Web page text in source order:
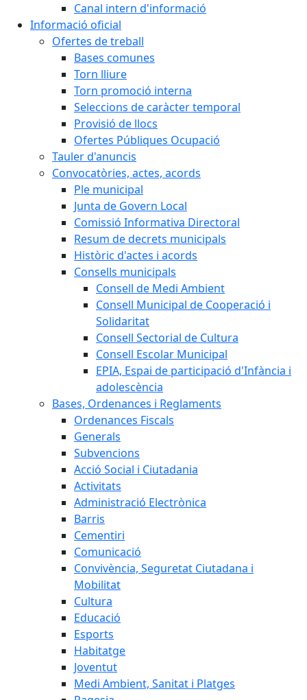
Canal intern d'informació
Informació oficial
Ofertes de treball
Bases comunes
Torn lliure
Torn promoció interna
Seleccions de caràcter temporal
Provisió de llocs
Ofertes Públiques Ocupació
Tauler d'anuncis
Convocatòries, actes, acords
Ple municipal
Junta de Govern Local
Comissió Informativa Directoral
Resum de decrets municipals
Històric d'actes i acords
Consells municipals
Consell de Medi Ambient
Consell Municipal de Cooperació i
Solidaritat
Consell Sectorial de Cultura
Consell Escolar Municipal
EPIA, Espai de participació d'Infància i
adolescència
Bases, Ordenances i Reglaments
Ordenances Fiscals
Generals
Subvencions
Acció Social i Ciutadania
Activitats
Administració Electrònica
Barris
Cementiri
Comunicació
Convivència, Seguretat Ciutadana i
Mobilitat
Cultura
Educació
Esports
Habitatge
Joventut
Medi Ambient, Sanitat i Platges